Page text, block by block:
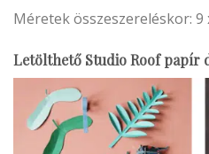
Méretek összeszereléskor: 9
Letölthető Studio Roof papír